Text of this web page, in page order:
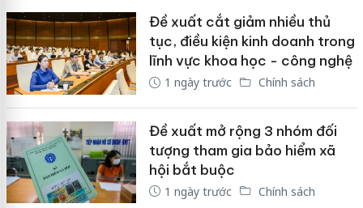
Đề xuất cắt giảm nhiều thủ
tục, điều kiện kinh doanh trong
lĩnh vực khoa học - công nghệ
1 ngày trước Chính sách
Đề xuất mở rộng 3 nhóm đối
tượng tham gia bảo hiểm xã
hội bắt buộc
1 ngày trước Chính sách